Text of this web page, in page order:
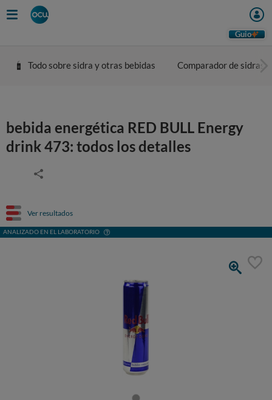
Guio
Todo sobre sidra y otras bebidas Comparador de sidras
bebida energética RED BULL Energy
drink 473: todos los detalles
Ver resultados
ANALIZADO EN EL LABORATORIO